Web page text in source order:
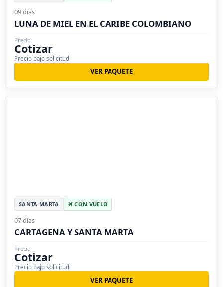
09 días
LUNA DE MIEL EN EL CARIBE COLOMBIANO
Precio
Cotizar
Precio bajo solicitud
VER PAQUETE
SANTA MARTA CON VUELO
07 días
CARTAGENA Y SANTA MARTA
Precio
Cotizar
Precio bajo solicitud
VER PAQUETE